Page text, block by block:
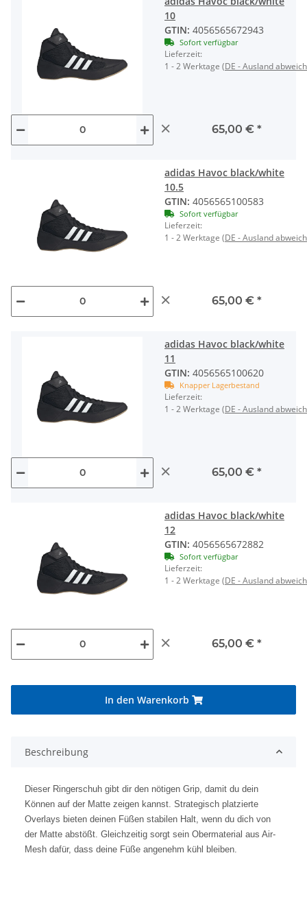
10
GTIN: 4056565672943
Sofort verfügbar
Lieferzeit:
1 - 2 Werktage (DE - Ausland
× 65,00 € *
adidas Havoc black/white
10.5
GTIN: 4056565100583
Sofort verfügbar
Lieferzeit:
1 - 2 Werktage (DE - Ausland
× 65,00 € *
adidas Havoc black/white
11
GTIN: 4056565100620
Knapper Lagerbestand
Lieferzeit:
1 - 2 Werktage (DE - Ausland
× 65,00 € *
adidas Havoc black/white
12
GTIN: 4056565672882
Sofort verfügbar
Lieferzeit:
1 - 2 Werktage (DE - Ausland
× 65,00 € *
In den Warenkorb
Beschreibung
Dieser Ringerschuh gibt dir den nötigen Grip, damit du dein
Können auf der Matte zeigen kannst. Strategisch platzierte
Overlays bieten deinen Füßen stabilen Halt, wenn du dich von
der Matte abstößt. Gleichzeitig sorgt sein Obermaterial aus Air-
Mesh dafür, dass deine Füße angenehm kühl bleiben.